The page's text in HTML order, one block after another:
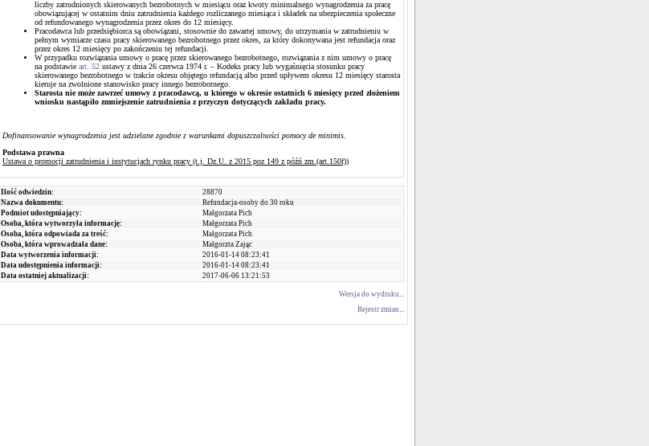
liczby zatrudnionych skierowanych bezrobotnych w miesiącu oraz kwoty minimalnego wynagrodzenia za pracę
obowiązującej w ostatnim dniu zatrudnienia każdego rozliczanego miesiąca i składek na ubezpieczenia społeczne
od refundowanego wynagrodzenia przez okres do 12 miesięcy.
Pracodawca lub przedsiębiorca są obowiązani, stosownie do zawartej umowy, do utrzymania w zatrudnieniu w
pełnym wymiarze czasu pracy skierowanego bezrobotnego przez okres, za który dokonywana jest refundacja oraz
przez okres 12 miesięcy po zakończeniu tej refundacji.
W przypadku rozwiązania umowy o pracę przez skierowanego bezrobotnego, rozwiązania z nim umowy o pracę
na podstawie art. 52 ustawy z dnia 26 czerwca 1974 r. – Kodeks pracy lub wygaśnięcia stosunku pracy
skierowanego bezrobotnego w trakcie okresu objętego refundacją albo przed upływem okresu 12 miesięcy starosta
kieruje na zwolnione stanowisko pracy innego bezrobotnego.
Starosta nie może zawrzeć umowy z pracodawcą, u którego w okresie ostatnich 6 miesięcy przed złożeniem
wniosku nastąpiło zmniejszenie zatrudnienia z przyczyn dotyczących zakładu pracy.
Dofinansowanie wynagrodzenia jest udzielane zgodnie z warunkami dopuszczalności pomocy de minimis.
Podstawa prawna
Ustawa o promocji zatrudnienia i instytucjach rynku pracy (t.j. Dz.U. z 2015 poz 149 z późń zm.(art.150f))
Ilość odwiedzin:
28870
Nazwa dokumentu:
Refundacja-osoby do 30 roku
Podmiot udostępniający:
Małgorzata Pich
Osoba, która wytworzyła informację:
Małgorzata Pich
Osoba, która odpowiada za treść:
Małgorzata Pich
Osoba, która wprowadzała dane:
Małgorzta Zając
Data wytworzenia informacji:
2016-01-14 08:23:41
Data udostępnienia informacji:
2016-01-14 08:23:41
Data ostatniej aktualizacji:
2017-06-06 13:21:53
Wersja do wydruku...
Rejestr zmian...